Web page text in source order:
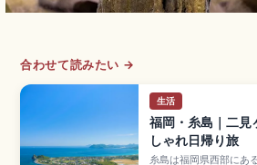
合わせて読みたい →
生活
福岡・糸島｜二見
しゃれ日帰り旅
糸島は福岡県西部にあ